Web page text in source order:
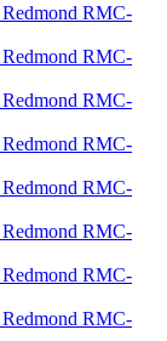
Redmond RMC-
Redmond RMC-
Redmond RMC-
Redmond RMC-
Redmond RMC-
Redmond RMC-
Redmond RMC-
Redmond RMC-